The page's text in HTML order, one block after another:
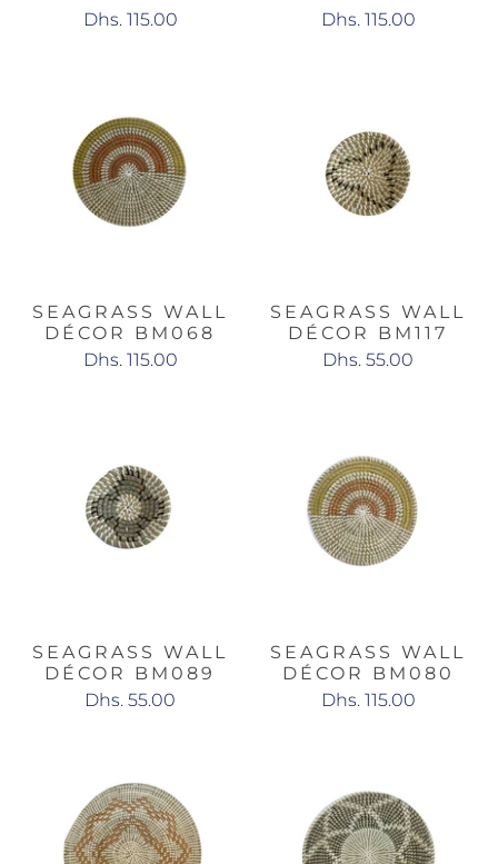
Dhs. 115.00
Dhs. 115.00
SEAGRASS WALL
DÉCOR BM068
Dhs. 115.00
SEAGRASS WALL
DÉCOR BM117
Dhs. 55.00
SEAGRASS WALL
DÉCOR BM089
Dhs. 55.00
SEAGRASS WALL
DÉCOR BM080
Dhs. 115.00